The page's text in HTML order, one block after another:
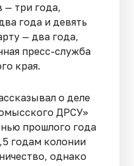
— три года,
года и девять
— два года,
пресс-служба
края.
о деле
ДРСУ»
прошлого года
годам колонии
однако